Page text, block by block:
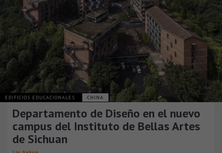
EDIFICIOS EDUCACIONALES CHINA
Departamento de Diseño en el nuevo
campus del Instituto de Bellas Artes
de Sichuan